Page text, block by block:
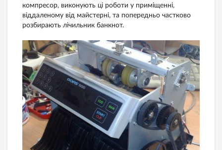
компресор, виконують ці роботи у приміщенні,
віддаленому від майстерні, та попередньо частково
розбирають лічильник банкнот.